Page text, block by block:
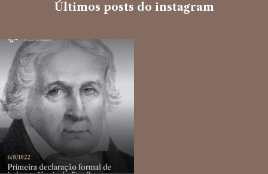
Últimos posts do instagram